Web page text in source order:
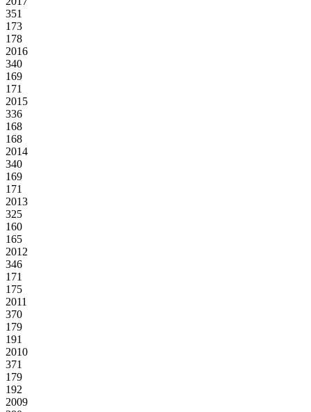
351
173
178
2016
340
169
171
2015
336
168
168
2014
340
169
171
2013
325
160
165
2012
346
171
175
2011
370
179
191
2010
371
179
192
2009